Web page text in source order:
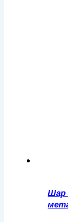
Шар